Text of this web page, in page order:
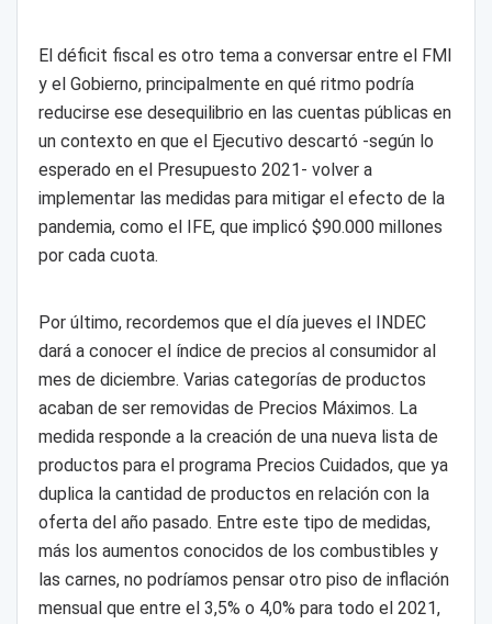
El déficit fiscal es otro tema a conversar entre el FMI
y el Gobierno, principalmente en qué ritmo podría
reducirse ese desequilibrio en las cuentas públicas en
un contexto en que el Ejecutivo descartó -según lo
esperado en el Presupuesto 2021- volver a
implementar las medidas para mitigar el efecto de la
pandemia, como el IFE, que implicó $90.000 millones
por cada cuota.
Por último, recordemos que el día jueves el INDEC
dará a conocer el índice de precios al consumidor al
mes de diciembre. Varias categorías de productos
acaban de ser removidas de Precios Máximos. La
medida responde a la creación de una nueva lista de
productos para el programa Precios Cuidados, que ya
duplica la cantidad de productos en relación con la
oferta del año pasado. Entre este tipo de medidas,
más los aumentos conocidos de los combustibles y
las carnes, no podríamos pensar otro piso de inflación
mensual que entre el 3,5% o 4,0% para todo el 2021,